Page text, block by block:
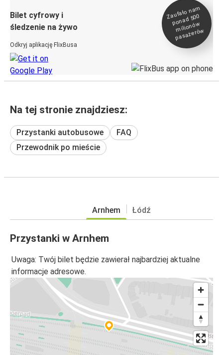
Bilet cyfrowy i
śledzenie na żywo
Odkryj aplikację FlixBusa
Zaufało na
m
ponad 500
milionó
w
pasażeró
w
Na tej stronie znajdziesz:
Przystanki autobusowe
FAQ
Przewodnik po mieście
Arnhem Łódź
Przystanki w Arnhem
Uwaga: Twój bilet będzie zawierał najbardziej aktualne
informacje adresowe.